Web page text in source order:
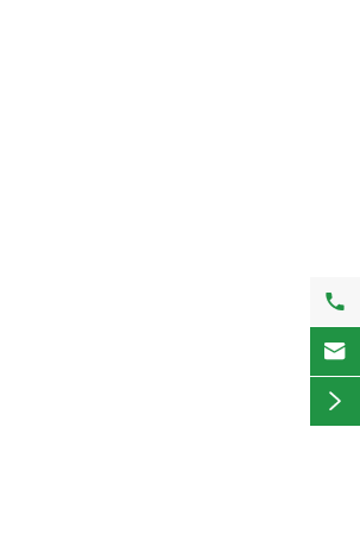


